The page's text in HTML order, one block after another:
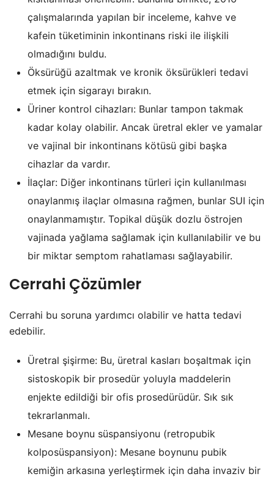
çalışmalarında yapılan bir inceleme, kahve ve
kafein tüketiminin inkontinans riski ile ilişkili
olmadığını buldu.
Öksürüğü azaltmak ve kronik öksürükleri tedavi
etmek için sigarayı bırakın.
Üriner kontrol cihazları: Bunlar tampon takmak
kadar kolay olabilir. Ancak üretral ekler ve yamalar
ve vajinal bir inkontinans kötüsü gibi başka
cihazlar da vardır.
İlaçlar: Diğer inkontinans türleri için kullanılması
onaylanmış ilaçlar olmasına rağmen, bunlar SUI için
onaylanmamıştır. Topikal düşük dozlu östrojen
vajinada yağlama sağlamak için kullanılabilir ve bu
bir miktar semptom rahatlaması sağlayabilir.
Cerrahi Çözümler
Cerrahi bu soruna yardımcı olabilir ve hatta tedavi
edebilir.
Üretral şişirme: Bu, üretral kasları boşaltmak için
sistoskopik bir prosedür yoluyla maddelerin
enjekte edildiği bir ofis prosedürüdür. Sık sık
tekrarlanmalı.
Mesane boynu süspansiyonu (retropubik
kolposüspansiyon): Mesane boynunu pubik
kemiğin arkasına yerleştirmek için daha invaziv bir